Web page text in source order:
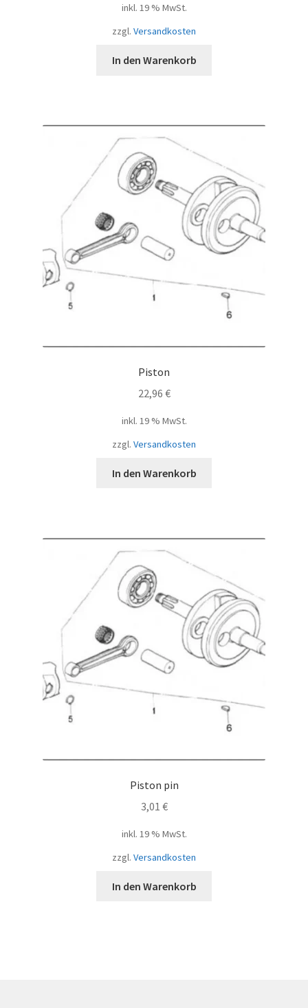
inkl. 19 % MwSt.
zzgl. Versandkosten
In den Warenkorb
Piston
22,96 €
inkl. 19 % MwSt.
zzgl. Versandkosten
In den Warenkorb
Piston pin
3,01 €
inkl. 19 % MwSt.
zzgl. Versandkosten
In den Warenkorb